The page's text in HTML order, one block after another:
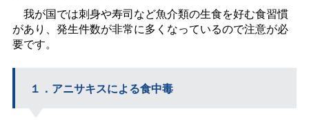
我が国では刺身や寿司など魚介類の生食を好む食習慣
があり、発生件数が非常に多くなっているので注意が必
要です。
１．アニサキスによる食中毒